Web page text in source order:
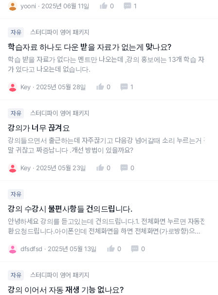
yooni 2025년 06월 11일 0 1
자유 스터디파이 영어 패키지
학습자료 하나도 다운 받을 자료가 없는게 맞나요?
학습 받을 자료가 없다는 멘트만 나오는데 ,강의 홍보에는 13개 학습 자료
가 있다고 나오는데 없습니다.
Key 2025년 05월 28일 0 1
자유 스터디파이 영어 패키지
강의가 너무 끊겨요
강의들으면서 출근하는데 자주끊기고 다음강 넘어갈때 소리 누르는거 정
말 귀찮고 짜증납니다 .개선 방법이 있을까요?
Key 2025년 05월 23일 0 0
자유
강의 수강시 불편사항들 건의드립니다.
안녕하세요 강의를 듣고있는데 건의드립니다.1. 전체화면 누르면 자동전
환요청드립니다.아이폰인데 전체화면을 하면 전체화면(가로방향)으로 나
용자들이 크게 보기위함이라 생각합니다. 가로로 화면설정을 하지 않으면
dfsdfsd 2025년 05월 13일 0 0
자유 스터디파이 영어 패키지
강의 이어서 자동 재생 기능 없나요?